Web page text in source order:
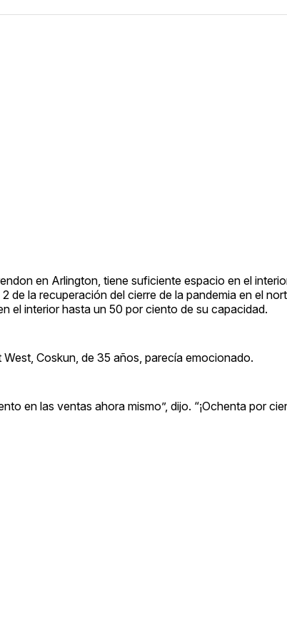
en Arlington, tiene suficiente espacio en el
de la recuperación del cierre de la pandemia en el
el interior hasta un 50 por ciento de su capacidad.
Coskun, de 35 años, parecía emocionado.
en las ventas ahora mismo”, dijo. “¡Ochenta por